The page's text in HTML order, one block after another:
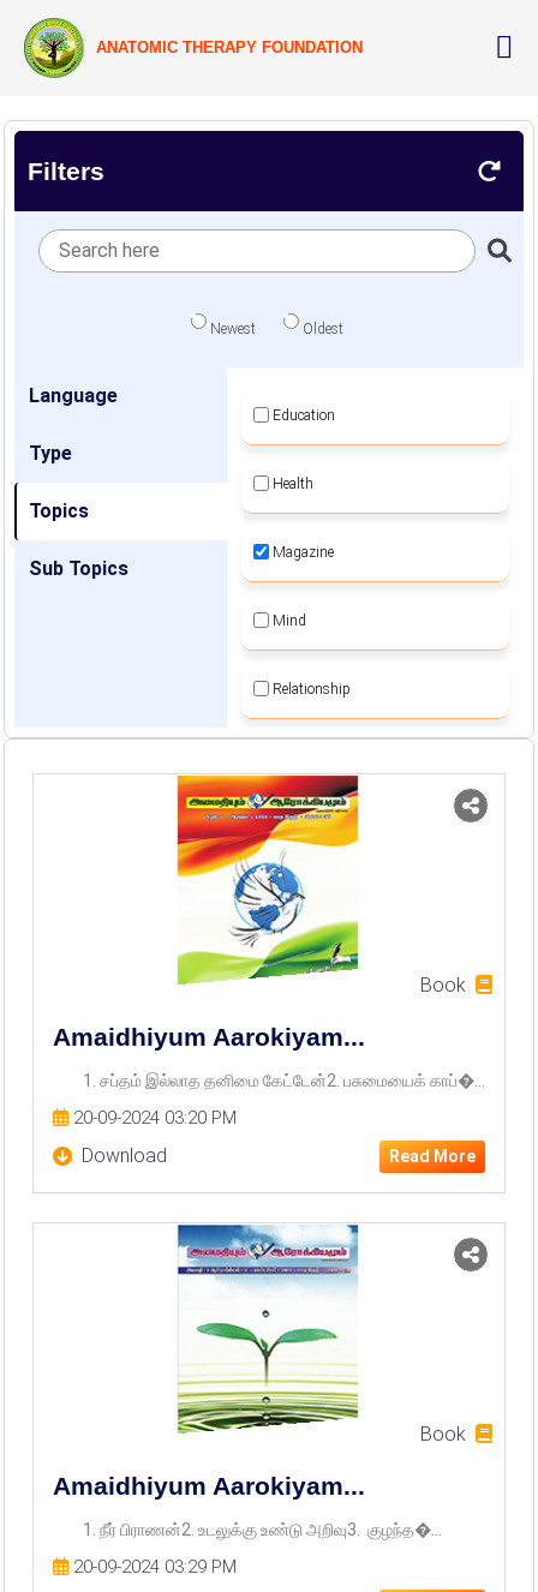
ANATOMIC THERAPY FOUNDATION
Filters
Newest Oldest
Language
Type
Topics
Sub Topics
Education
Health
Magazine
Mind
Relationship
Self Sustainable Living
Social Awareness
Spiritual Movement
Women Empowerment
Book
Amaidhiyum Aarokiyam...
1. சப்தம் இல்லாத தனிமை கேட்டேன்2. பசுமையைக் காப்�...
20-09-2024 03:20 PM
Download Read More
Book
Amaidhiyum Aarokiyam...
1. நீர் பிராணன்2. உடலுக்கு உண்டு அறிவு3. குழந்த�...
20-09-2024 03:29 PM